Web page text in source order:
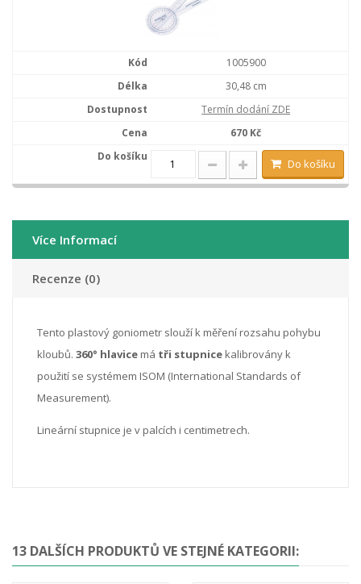
1005900
30,48 cm
Termín dodání ZDE
670 Kč
Do košíku
Více Informací
Recenze (0)
Tento plastový goniometr slouží k měření rozsahu pohybu
kloubů. 360° hlavice má tři stupnice kalibrovány k
použití se systémem ISOM (International Standards of
Measurement).
Lineární stupnice je v palcích i centimetrech.
13 DALŠÍCH PRODUKTŮ VE STEJNÉ KATEGORII: